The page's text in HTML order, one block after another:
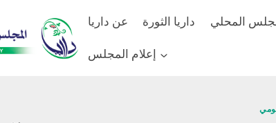
عن داريا داريا الثورة المحلي
إعلام المجلس